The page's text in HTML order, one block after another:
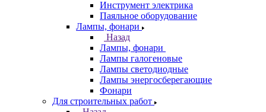
Инструмент электрика
Паяльное оборудование
Лампы, фонари
Назад
Лампы, фонари
Лампы галогеновые
Лампы светодиодные
Лампы энергосберегающие
Фонари
Для строительных работ